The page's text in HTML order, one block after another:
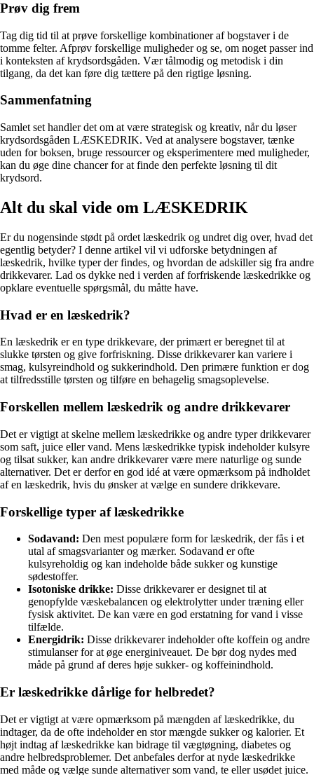
Prøv dig frem
Tag dig tid til at prøve forskellige kombinationer af bogstaver i de
tomme felter. Afprøv forskellige muligheder og se, om noget passer ind
i konteksten af krydsordsgåden. Vær tålmodig og metodisk i din
tilgang, da det kan føre dig tættere på den rigtige løsning.
Sammenfatning
Samlet set handler det om at være strategisk og kreativ, når du løser
krydsordsgåden LÆSKEDRIK. Ved at analysere bogstaver, tænke
uden for boksen, bruge ressourcer og eksperimentere med muligheder,
kan du øge dine chancer for at finde den perfekte løsning til dit
krydsord.
Alt du skal vide om LÆSKEDRIK
Er du nogensinde stødt på ordet læskedrik og undret dig over, hvad det
egentlig betyder? I denne artikel vil vi udforske betydningen af
læskedrik, hvilke typer der findes, og hvordan de adskiller sig fra andre
drikkevarer. Lad os dykke ned i verden af forfriskende læskedrikke og
opklare eventuelle spørgsmål, du måtte have.
Hvad er en læskedrik?
En læskedrik er en type drikkevare, der primært er beregnet til at
slukke tørsten og give forfriskning. Disse drikkevarer kan variere i
smag, kulsyreindhold og sukkerindhold. Den primære funktion er dog
at tilfredsstille tørsten og tilføre en behagelig smagsoplevelse.
Forskellen mellem læskedrik og andre drikkevarer
Det er vigtigt at skelne mellem læskedrikke og andre typer drikkevarer
som saft, juice eller vand. Mens læskedrikke typisk indeholder kulsyre
og tilsat sukker, kan andre drikkevarer være mere naturlige og sunde
alternativer. Det er derfor en god idé at være opmærksom på indholdet
af en læskedrik, hvis du ønsker at vælge en sundere drikkevare.
Forskellige typer af læskedrikke
Sodavand: Den mest populære form for læskedrik, der fås i et
utal af smagsvarianter og mærker. Sodavand er ofte
kulsyreholdig og kan indeholde både sukker og kunstige
sødestoffer.
Isotoniske drikke: Disse drikkevarer er designet til at
genopfylde væskebalancen og elektrolytter under træning eller
fysisk aktivitet. De kan være en god erstatning for vand i visse
tilfælde.
Energidrik: Disse drikkevarer indeholder ofte koffein og andre
stimulanser for at øge energiniveauet. De bør dog nydes med
måde på grund af deres høje sukker- og koffeinindhold.
Er læskedrikke dårlige for helbredet?
Det er vigtigt at være opmærksom på mængden af læskedrikke, du
indtager, da de ofte indeholder en stor mængde sukker og kalorier. Et
højt indtag af læskedrikke kan bidrage til vægtøgning, diabetes og
andre helbredsproblemer. Det anbefales derfor at nyde læskedrikke
med måde og vælge sunde alternativer som vand, te eller usødet juice.